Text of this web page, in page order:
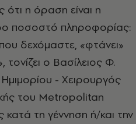
η όραση είναι η
ποσοστό πληροφορίας:
δεχόμαστε, «φτάνει»
ο Βασίλειος Φ.
- Χειρουργός
του Metropolitan
κατά τη γέννηση ή/και την